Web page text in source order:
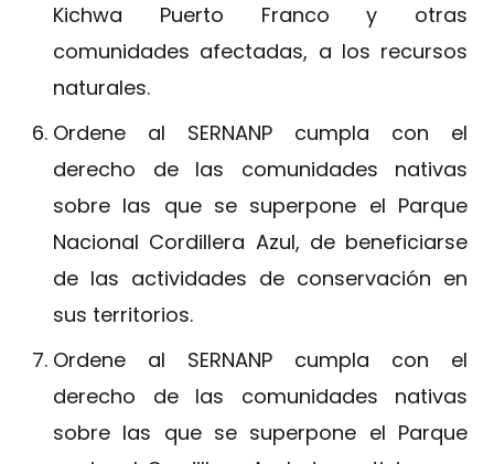
Kichwa Puerto Franco y otras
comunidades afectadas, a los recursos
naturales.
Ordene al SERNANP cumpla con el
derecho de las comunidades nativas
sobre las que se superpone el Parque
Nacional Cordillera Azul, de beneficiarse
de las actividades de conservación en
sus territorios.
Ordene al SERNANP cumpla con el
derecho de las comunidades nativas
sobre las que se superpone el Parque